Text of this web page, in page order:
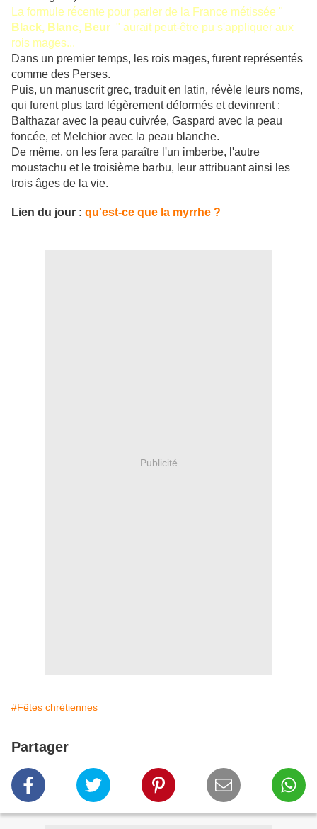
La formule récente pour parler de la France métissée "
Black, Blanc, Beur " aurait peut-être pu s'appliquer aux
rois mages...
Dans un premier temps, les rois mages, furent représentés
comme des Perses.
Puis, un manuscrit grec, traduit en latin, révèle leurs noms,
qui furent plus tard légèrement déformés et devinrent :
Balthazar avec la peau cuivrée, Gaspard avec la peau
foncée, et Melchior avec la peau blanche.
De même, on les fera paraître l'un imberbe, l'autre
moustachu et le troisième barbu, leur attribuant ainsi les
trois âges de la vie.
Lien du jour : qu'est-ce que la myrrhe ?
Publicité
#Fêtes chrétiennes
Partager